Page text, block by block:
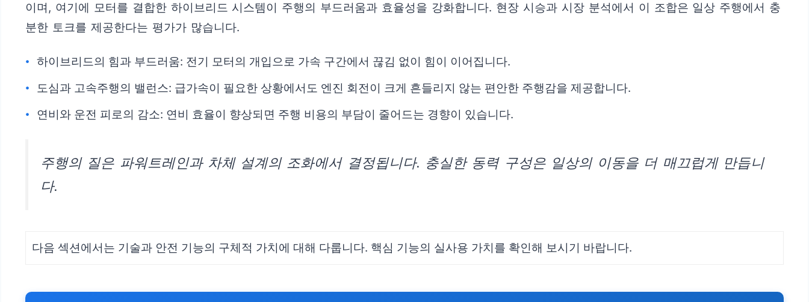
이며, 여기에 모터를 결합한 하이브리드 시스템이 주행의 부드러움과 효율성을 강화합니다. 현장 시승과 시장 분석에서 이 조합은 일상 주행에서 충
분한 토크를 제공한다는 평가가 많습니다.
하이브리드의 힘과 부드러움: 전기 모터의 개입으로 가속 구간에서 끊김 없이 힘이 이어집니다.
도심과 고속주행의 밸런스: 급가속이 필요한 상황에서도 엔진 회전이 크게 흔들리지 않는 편안한 주행감을 제공합니다.
연비와 운전 피로의 감소: 연비 효율이 향상되면 주행 비용의 부담이 줄어드는 경향이 있습니다.
주행의 질은 파워트레인과 차체 설계의 조화에서 결정됩니다. 충실한 동력 구성은 일상의 이동을 더 매끄럽게 만듭니
다.
다음 섹션에서는 기술과 안전 기능의 구체적 가치에 대해 다룹니다. 핵심 기능의 실사용 가치를 확인해 보시기 바랍니다.